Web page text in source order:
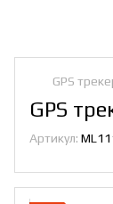
GPS
GPS
Артикул: